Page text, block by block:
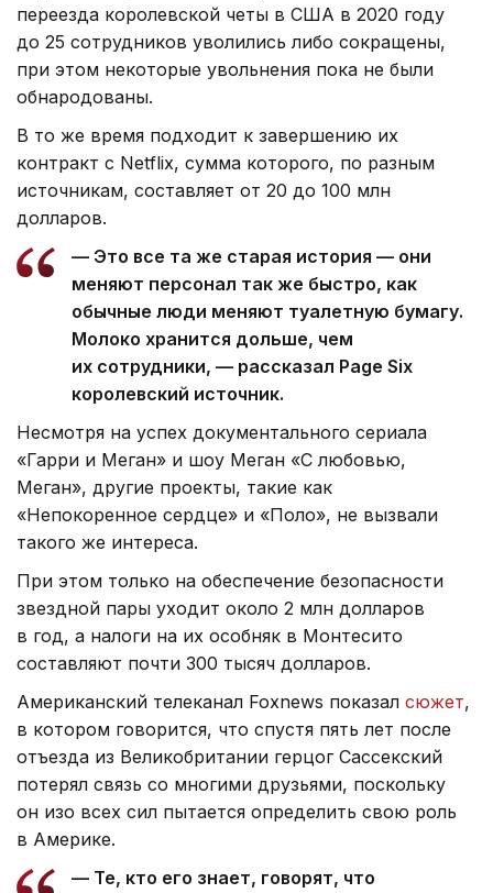
переезда королевской четы в США в 2020 году
до 25 сотрудников уволились либо сокращены,
при этом некоторые увольнения пока не были
обнародованы.
В то же время подходит к завершению их
контракт с Netflix, сумма которого, по разным
источникам, составляет от 20 до 100 млн
долларов.
— Это все та же старая история — они
меняют персонал так же быстро, как
обычные люди меняют туалетную бумагу.
Молоко хранится дольше, чем
их сотрудники, — рассказал Page Six
королевский источник.
Несмотря на успех документального сериала
«Гарри и Меган» и шоу Меган «С любовью,
Меган», другие проекты, такие как
«Непокоренное сердце» и «Поло», не вызвали
такого же интереса.
При этом только на обеспечение безопасности
звездной пары уходит около 2 млн долларов
в год, а налоги на их особняк в Монтесито
составляют почти 300 тысяч долларов.
Американский телеканал Foxnews показал сюжет,
в котором говорится, что спустя пять лет после
отъезда из Великобритании герцог Сассекский
потерял связь со многими друзьями, поскольку
он изо всех сил пытается определить свою роль
в Америке.
— Те, кто его знает, говорят, что